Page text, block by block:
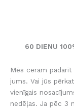
60 DIENU
Mēs ceram
jums. Vai jūs
vienīgais
nedēļas. Ja pēc 3